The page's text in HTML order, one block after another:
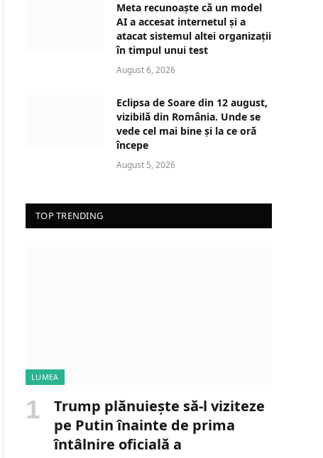
Meta recunoaște că un model
AI a accesat internetul și a
atacat sistemul altei organizații
în timpul unui test
August 6, 2026
Eclipsa de Soare din 12 august,
vizibilă din România. Unde se
vede cel mai bine și la ce oră
începe
August 5, 2026
TOP TRENDING
LUMEA
Trump plănuiește să-l viziteze
pe Putin înainte de prima
întâlnire oficială a